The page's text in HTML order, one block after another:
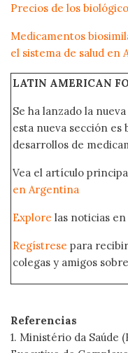
Precios de los
Medicamentos
el sistema de salud en
LATIN AMERICAN
Se ha lanzado la
esta nueva sección
desarrollos de
Vea el artículo
en Argentina
Explore las noticias
Regístrese para
colegas y amigos
Referencias
1. Ministério da Saúde